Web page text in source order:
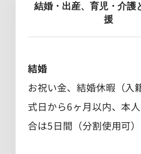
結婚・出産、育児・介護
援
結婚
お祝い金、結婚休暇（入
式日から6ヶ月以内、本
合は5日間（分割使用可）